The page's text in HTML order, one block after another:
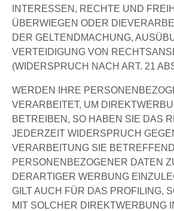
INTERESSEN, RECHTE UND
ÜBERWIEGEN ODER
DER GELTENDMACHUNG,
VERTEIDIGUNG VON
(WIDERSPRUCH NACH ART. 21
WERDEN IHRE
VERARBEITET, UM
BETREIBEN, SO HABEN SIE DAS
JEDERZEIT WIDERSPRUCH
VERARBEITUNG SIE
PERSONENBEZOGENER DATEN
DERARTIGER WERBUNG
GILT AUCH FÜR DAS PROFILING,
MIT SOLCHER DIREKTWERBUNG